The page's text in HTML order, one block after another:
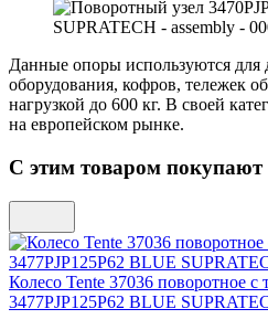
Данные опоры используются для
оборудования, кофров, тележек
нагрузкой до 600 кг. В своей
на европейском рынке.
С этим товаром покупают
Колесо Tente 37036 поворотное
3477PJP125P62 BLUE